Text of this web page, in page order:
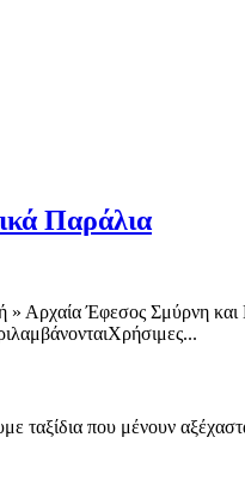
Παράλια
» Αρχαία Έφεσος Σμύρνη
ταξίδια που μένουν